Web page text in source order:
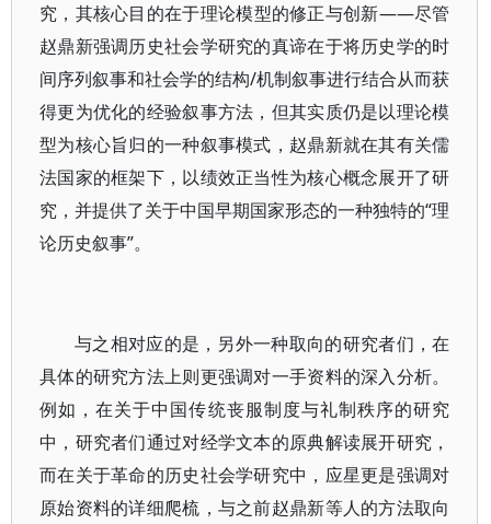
究，其核心目的在于理论模型的修正与创新——尽管
赵鼎新强调历史社会学研究的真谛在于将历史学的时
间序列叙事和社会学的结构/机制叙事进行结合从而获
得更为优化的经验叙事方法，但其实质仍是以理论模
型为核心旨归的一种叙事模式，赵鼎新就在其有关儒
法国家的框架下，以绩效正当性为核心概念展开了研
究，并提供了关于中国早期国家形态的一种独特的“理
论历史叙事”。
与之相对应的是，另外一种取向的研究者们，在
具体的研究方法上则更强调对一手资料的深入分析。
例如，在关于中国传统丧服制度与礼制秩序的研究
中，研究者们通过对经学文本的原典解读展开研究，
而在关于革命的历史社会学研究中，应星更是强调对
原始资料的详细爬梳，与之前赵鼎新等人的方法取向